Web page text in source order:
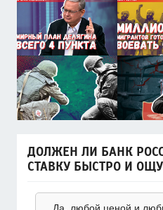
ДОЛЖЕН ЛИ БАНК
СТАВКУ БЫСТРО И